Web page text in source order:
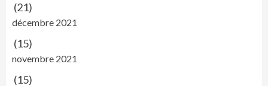
(21)
décembre 2021
(15)
novembre 2021
(15)